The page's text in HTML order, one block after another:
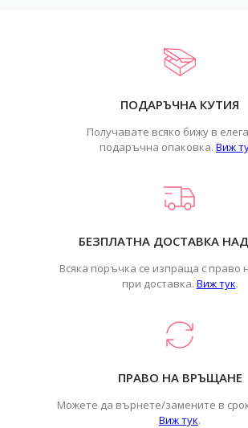
ПОДАРЪЧНА КУТИЯ
Получавате всяко бижу в
подаръчна опаковка. Виж
БЕЗПЛАТНА ДОСТАВКА
Всяка поръчка се изпраща с право
при доставка. Виж тук.
ПРАВО НА ВРЪЩАНЕ
Можете да върнете/замените в
Виж тук.